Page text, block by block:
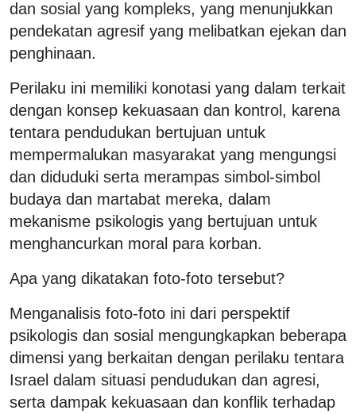
dan sosial yang kompleks, yang menunjukkan
pendekatan agresif yang melibatkan ejekan dan
penghinaan.
Perilaku ini memiliki konotasi yang dalam terkait
dengan konsep kekuasaan dan kontrol, karena
tentara pendudukan bertujuan untuk
mempermalukan masyarakat yang mengungsi
dan diduduki serta merampas simbol-simbol
budaya dan martabat mereka, dalam
mekanisme psikologis yang bertujuan untuk
menghancurkan moral para korban.
Apa yang dikatakan foto-foto tersebut?
Menganalisis foto-foto ini dari perspektif
psikologis dan sosial mengungkapkan beberapa
dimensi yang berkaitan dengan perilaku tentara
Israel dalam situasi pendudukan dan agresi,
serta dampak kekuasaan dan konflik terhadap